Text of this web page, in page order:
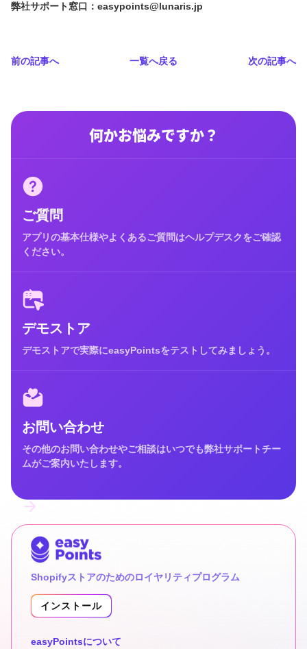
弊社サポート窓口：easypoints@lunaris.jp
前の記事へ 一覧へ戻る 次の記事へ
何かお悩みですか？
ご質問
アプリの基本仕様やよくあるご質問はヘルプデスクをご確認
ください。
デモストア
デモストアで実際にeasyPointsをテストしてみましょう。
お問い合わせ
その他のお問い合わせやご相談はいつでも弊社サポートチー
ムがご案内いたします。
Shopifyストアのためのロイヤリティプログラム
インストール
easyPointsについて